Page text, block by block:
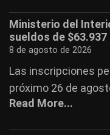
Ministerio del
sueldos de $63.937
8 de agosto de 2026
Las inscripciones
próximo 26 de
Read More...